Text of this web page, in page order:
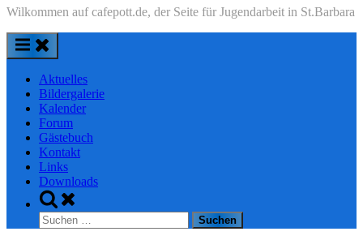
Wilkommen auf cafepott.de, der Seite für Jugendarbeit in St.Barbara
Aktuelles
Bildergalerie
Kalender
Forum
Gästebuch
Kontakt
Links
Downloads
Toggle
search
form
Suchen
nach: